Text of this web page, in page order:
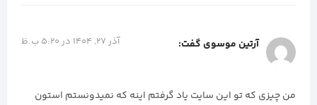
آرتین موسوی گفت: آذر 27, 1404 در 5:20 ب.ظ
من چیزی که تو این سایت یاد گرفتم اینه که نمیدونستم استون